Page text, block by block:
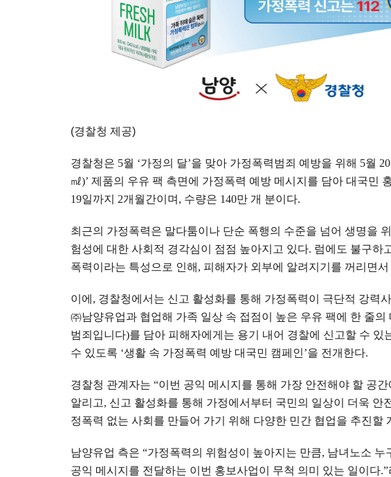
(경찰청 제공)
경찰청은 5월 ‘가정의 달’을 맞아 가정폭력범죄 예방을 위해 5월 20
㎖)’ 제품의 우유 팩 측면에 가정폭력 예방 메시지를 담아 대국민
19일까지 2개월간이며 , 수량은 140만 개 분이다.
최근의 가정폭력은 말다툼이나 단순 폭행의 수준을 넘어 생명을
험성에 대한 사회적 경각심이 점점 높아지고 있다. 럼에도 불구하
폭력이라는 특성으로 인해 , 피해자가 외부에 알려지기를 꺼리면
이에 , 경찰청에서는 신고 활성화를 통해 가정폭력이 극단적 강력
㈜남양유업과 협업해 가족 일상 속 접점이 높은 우유 팩에 한 줄의
범죄입니다)를 담아 피해자에게는 용기 내어 경찰에 신고할 수 있
수 있도록 ‘생활 속 가정폭력 예방 대국민 캠페인’을 전개한다.
경찰청 관계자는 “이번 공익 메시지를 통해 가장 안전해야 할 공
알리고, 신고 활성화를 통해 가정에서부터 국민의 일상이 더욱 안
정폭력 없는 사회를 만들어 가기 위해 다양한 민간 협업을 추진할
남양유업 측은 “가정폭력의 위험성이 높아지는 만큼, 남녀노소 누
공익 메시지를 전달하는 이번 홍보사업이 무척 의미 있는 일이다.”